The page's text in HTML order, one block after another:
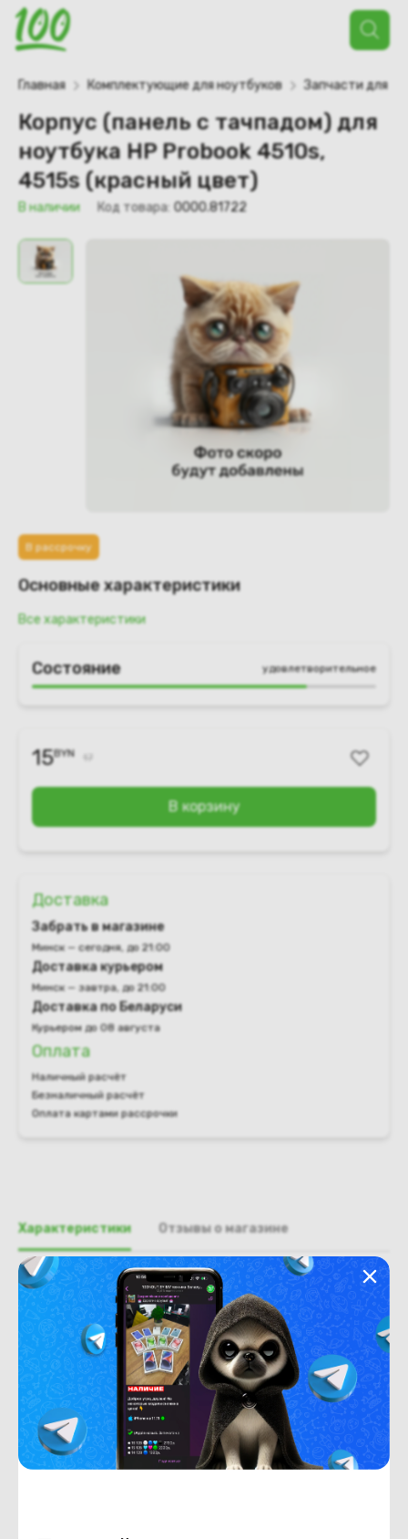
Поиск
товаров
Главная Комплектующие для ноутбуков Запчасти для
Корпус (панель с тачпадом) для
ноутбука HP Probook 4510s,
4515s (красный цвет)
В наличии Код товара: 0000.81722
В рассрочку
Основные характеристики
Все характеристики
Состояние удовлетворительное
15BYN
В корзину
Доставка
Забрать в магазине
Минск — сегодня, до 21:00
Доставка курьером
Минск — завтра, до 21:00
Доставка по Беларуси
Курьером до 08 августа
Оплата
Наличный расчёт
Безналичный расчёт
Оплата картами рассрочки
Характеристики Отзывы о магазине
Общая информация
Производитель
HP
Тип товара
Панель с тачпадом
Состояние
Состояние удовлетворительное